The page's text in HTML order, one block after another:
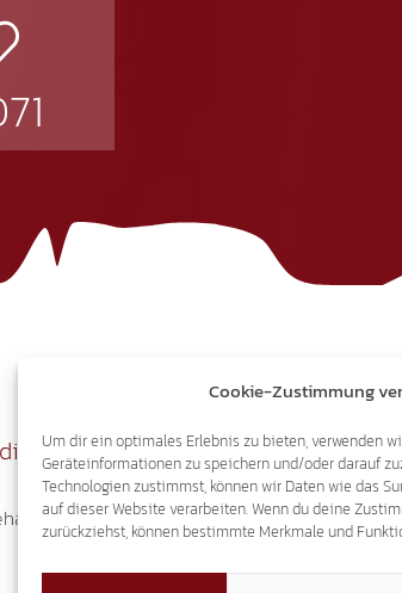
Cookie-Zustimmung
Um dir ein optimales Erlebnis zu bieten, verwenden
Geräteinformationen zu speichern und/oder darauf
Technologien zustimmst, können wir Daten wie das
auf dieser Website verarbeiten. Wenn du deine
zurückziehst, können bestimmte Merkmale und
Impressum